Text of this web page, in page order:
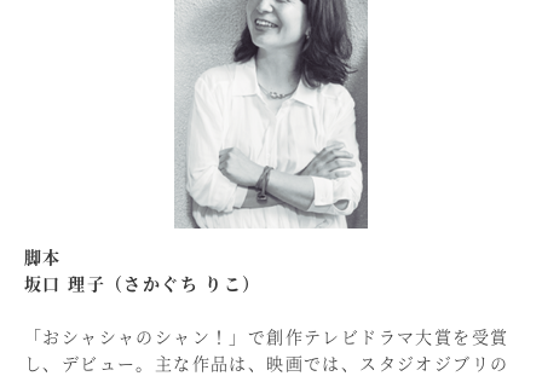
脚本
坂口 理子（さかぐち りこ）
「おシャシャのシャン！」で創作テレビドラマ大賞を受賞
し、デビュー。主な作品は、映画では、スタジオジブリの